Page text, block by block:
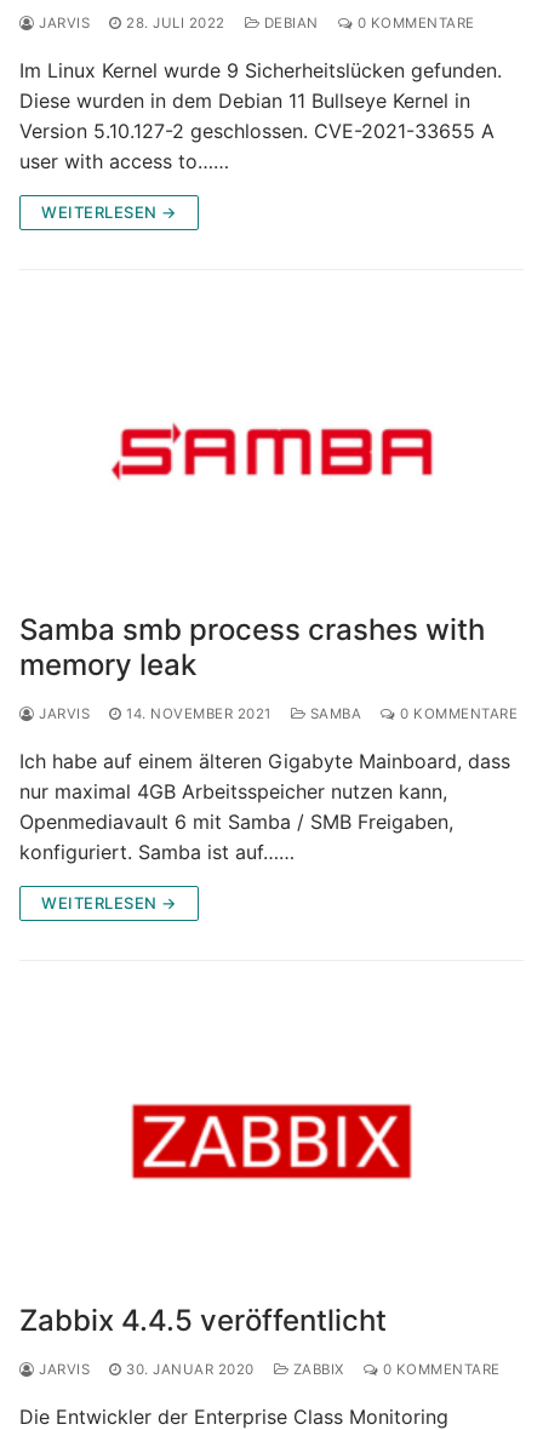
JARVIS 28. JULI 2022 DEBIAN 0 KOMMENTARE
Im Linux Kernel wurde 9 Sicherheitslücken gefunden.
Diese wurden in dem Debian 11 Bullseye Kernel in
Version 5.10.127-2 geschlossen. CVE-2021-33655 A
user with access to……
WEITERLESEN →
Samba smb process crashes with
memory leak
JARVIS 14. NOVEMBER 2021 SAMBA 0 KOMMENTARE
Ich habe auf einem älteren Gigabyte Mainboard, dass
nur maximal 4GB Arbeitsspeicher nutzen kann,
Openmediavault 6 mit Samba / SMB Freigaben,
konfiguriert. Samba ist auf……
WEITERLESEN →
Zabbix 4.4.5 veröffentlicht
JARVIS 30. JANUAR 2020 ZABBIX 0 KOMMENTARE
Die Entwickler der Enterprise Class Monitoring